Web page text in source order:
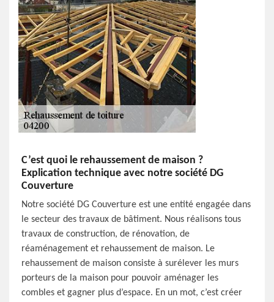
C’est quoi le rehaussement de maison ?
Explication technique avec notre société DG
Couverture
Notre société DG Couverture est une entité engagée dans
le secteur des travaux de bâtiment. Nous réalisons tous
travaux de construction, de rénovation, de
réaménagement et rehaussement de maison. Le
rehaussement de maison consiste à surélever les murs
porteurs de la maison pour pouvoir aménager les
combles et gagner plus d’espace. En un mot, c’est créer